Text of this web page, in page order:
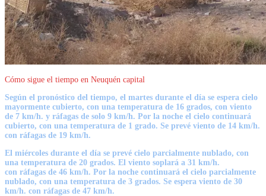
Cómo sigue el tiempo en Neuquén capital
Según el pronóstico del tiempo, el martes durante el día se espera cielo
mayormente cubierto, con una temperatura de 16 grados, con viento
de 7 km/h. y ráfagas de solo 9 km/h. Por la noche el cielo continuará
cubierto, con una temperatura de 1 grado. Se prevé viento de 14 km/h.
con ráfagas de 19 km/h.
El miércoles durante el día se prevé cielo parcialmente nublado, con
una temperatura de 20 grados. El viento soplará a 31 km/h.
con ráfagas de 46 km/h. Por la noche continuará el cielo parcialmente
nublado, con una temperatura de 3 grados. Se espera viento de 30
km/h. con ráfagas de 47 km/h.